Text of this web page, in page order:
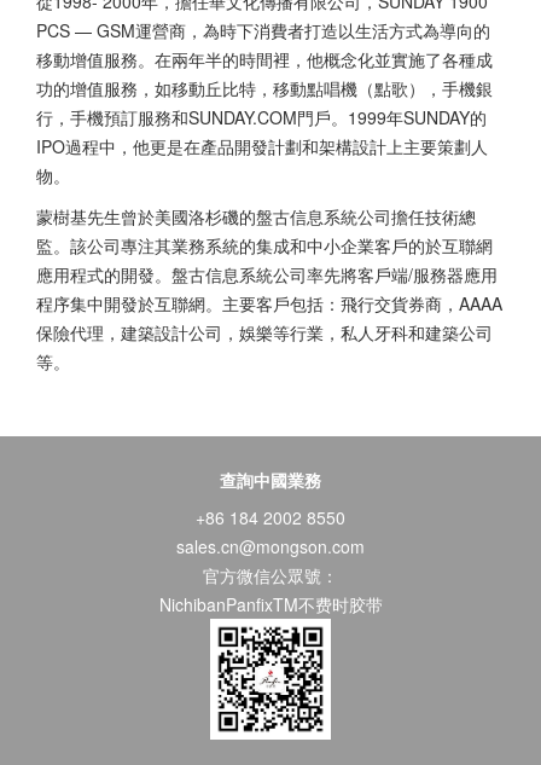
PCS — GSM運營商，為時下消費者打造以生活方式為導向的
移動增值服務。在兩年半的時間裡，他概念化並實施了各種成
功的增值服務，如移動丘比特，移動點唱機（點歌），手機銀
行，手機預訂服務和SUNDAY.COM門戶。1999年SUNDAY的
IPO過程中，他更是在產品開發計劃和架構設計上主要策劃人
物。
蒙樹基先生曾於美國洛杉磯的盤古信息系統公司擔任技術總
監。該公司專注其業務系統的集成和中小企業客戶的於互聯網
應用程式的開發。盤古信息系統公司率先將客戶端/服務器應用
程序集中開發於互聯網。主要客戶包括：飛行交貨券商，AAAA
保險代理，建築設計公司，娛樂等行業，私人牙科和建築公司
等。
查詢中國業務
+86 184 2002 8550
sales.cn@mongson.com
官方微信公眾號：
NichibanPanfixTM不费时胶带